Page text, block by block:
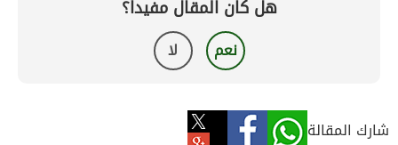
هل كان المقال مفيداً؟
نعم لا
شارك المقالة